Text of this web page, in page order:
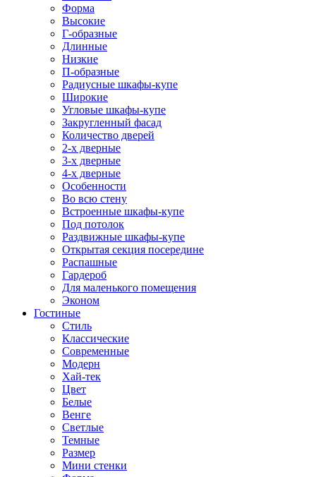
Форма
Высокие
Г-образные
Длинные
Низкие
П-образные
Радиусные шкафы-купе
Широкие
Угловые шкафы-купе
Закругленный фасад
Количество дверей
2-х дверные
3-х дверные
4-х дверные
Особенности
Во всю стену
Встроенные шкафы-купе
Под потолок
Раздвижные шкафы-купе
Открытая секция посередине
Распашные
Гардероб
Для маленького помещения
Эконом
Гостиные
Стиль
Классические
Современные
Модерн
Хай-тек
Цвет
Белые
Венге
Светлые
Темные
Размер
Мини стенки